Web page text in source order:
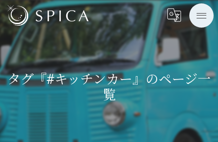
タグ『#キッチンカー』のページ一
覧